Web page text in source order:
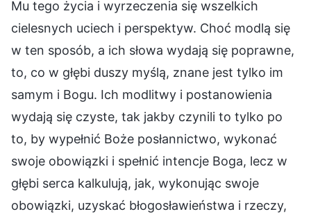
Mu tego życia i wyrzeczenia się wszelkich
cielesnych uciech i perspektyw. Choć modlą się
w ten sposób, a ich słowa wydają się poprawne,
to, co w głębi duszy myślą, znane jest tylko im
samym i Bogu. Ich modlitwy i postanowienia
wydają się czyste, tak jakby czynili to tylko po
to, by wypełnić Boże posłannictwo, wykonać
swoje obowiązki i spełnić intencje Boga, lecz w
głębi serca kalkulują, jak, wykonując swoje
obowiązki, uzyskać błogosławieństwa i rzeczy,